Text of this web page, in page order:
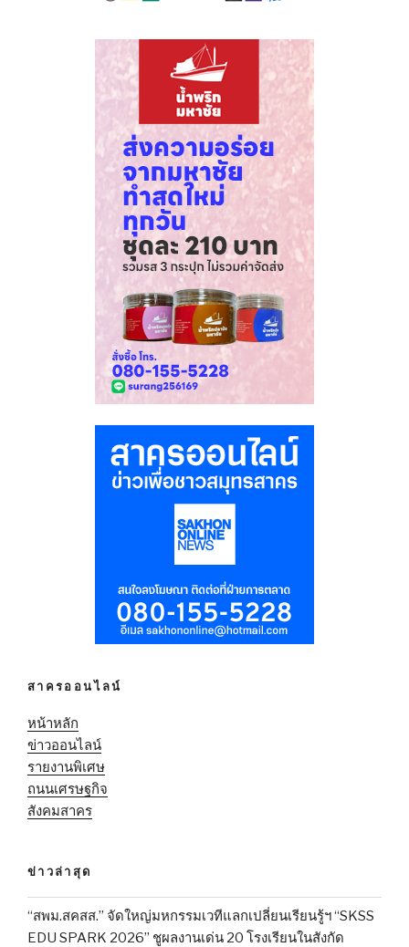
สาครออนไลน์
หน้าหลัก
ข่าวออนไลน์
รายงานพิเศษ
ถนนเศรษฐกิจ
สังคมสาคร
ข่าวล่าสุด
“สพม.สคสส.” จัดใหญ่มหกรรมเวทีแลกเปลี่ยนเรียนรู้ฯ “SKSS
EDU SPARK 2026” ชูผลงานเด่น 20 โรงเรียนในสังกัด